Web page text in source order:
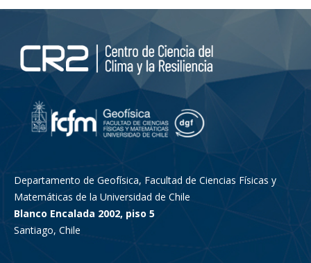
Departamento de Geofísica, Facultad de Ciencias Físicas y
Matemáticas de la Universidad de Chile
Blanco Encalada 2002, piso 5
Santiago, Chile